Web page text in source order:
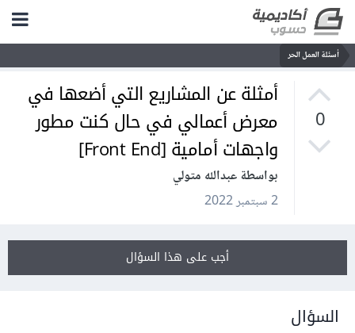
أسئلة العمل الحر
0
أمثلة عن المشاريع التي أضعها في
معرض أعمالي في حال كنت مطور
واجهات أمامية [Front End]
بواسطة عبدالله متولي
2 سبتمبر 2022
أجب على هذا السؤال
السؤال